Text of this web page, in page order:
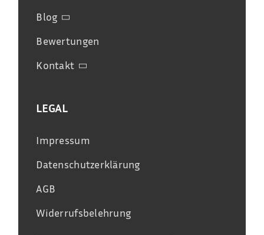
Blog
Bewertungen
Kontakt
LEGAL
Impressum
Datenschutzerklärung
AGB
Widerrufsbelehrung